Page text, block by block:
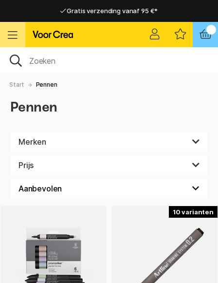
Gratis verzending vanaf 95 €*
Gratis verzending vanaf 95 €*
Start Pennen
Pennen
Merken
Prijs
10